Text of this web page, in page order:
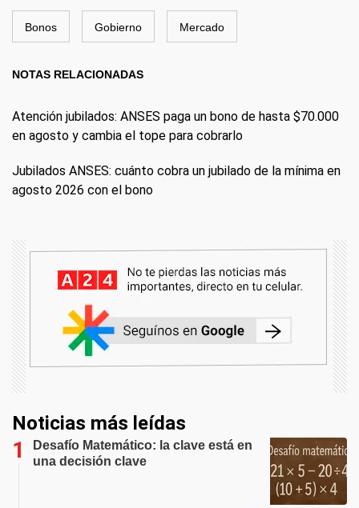
Bonos Gobierno Mercado
NOTAS RELACIONADAS
Atención jubilados: ANSES paga un bono de hasta $70.000
en agosto y cambia el tope para cobrarlo
Jubilados ANSES: cuánto cobra un jubilado de la mínima en
agosto 2026 con el bono
Noticias más leídas
Desafío Matemático: la clave está en
una decisión clave